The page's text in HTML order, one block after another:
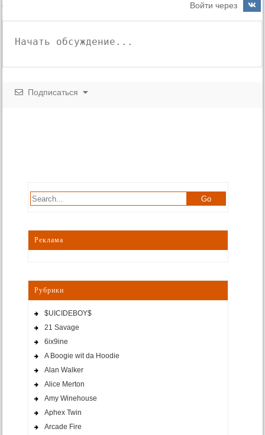
Войти через
Подписаться
Реклама
Рубрики
$UICIDEBOY$
21 Savage
6ix9ine
A Boogie wit da Hoodie
Alan Walker
Alice Merton
Amy Winehouse
Aphex Twin
Arcade Fire